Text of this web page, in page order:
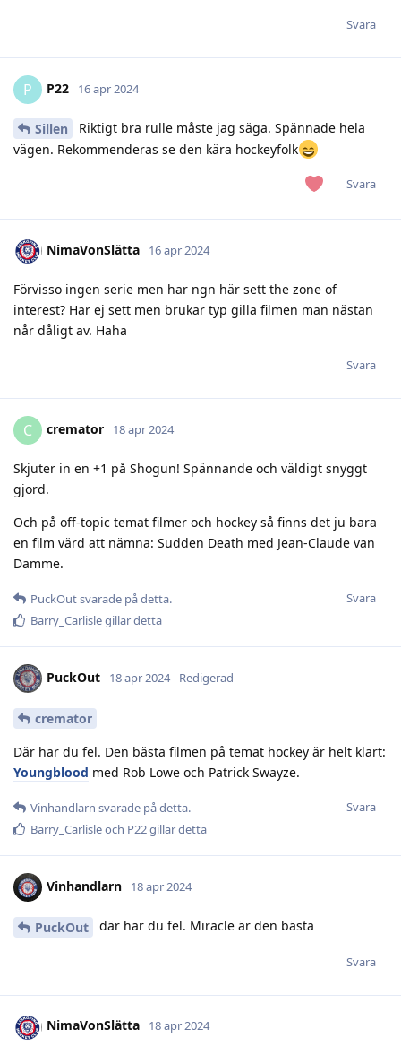
Svara
P P22 16 apr 2024
Sillen
Riktigt bra rulle måste jag säga. Spännade hela
vägen. Rekommenderas se den kära hockeyfolk
Svara
NimaVonSlätta 16 apr 2024
Förvisso ingen serie men har ngn här sett the zone of
interest? Har ej sett men brukar typ gilla filmen man nästan
når dåligt av. Haha
Svara
C cremator 18 apr 2024
Skjuter in en +1 på Shogun! Spännande och väldigt snyggt
gjord.
Och på off-topic temat filmer och hockey så finns det ju bara
en film värd att nämna: Sudden Death med Jean-Claude van
Damme.
Svara
PuckOutsvarade på detta.
Barry_Carlislegillar detta
PuckOut 18 apr 2024 Redigerad
cremator
Där har du fel. Den bästa filmen på temat hockey är helt klart:
Youngblood med Rob Lowe och Patrick Swayze.
Svara
Vinhandlarn svarade på detta.
Barry_Carlisleoch P22gillar detta
Vinhandlarn 18 apr 2024
PuckOut där har du fel. Miracle är den bästa
Svara
NimaVonSlätta 18 apr 2024